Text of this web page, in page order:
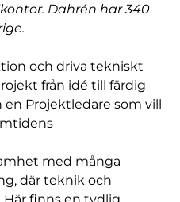
Dahrén har 340
och driva tekniskt
från idé till färdig
en Projektledare som vill
med många
där teknik och